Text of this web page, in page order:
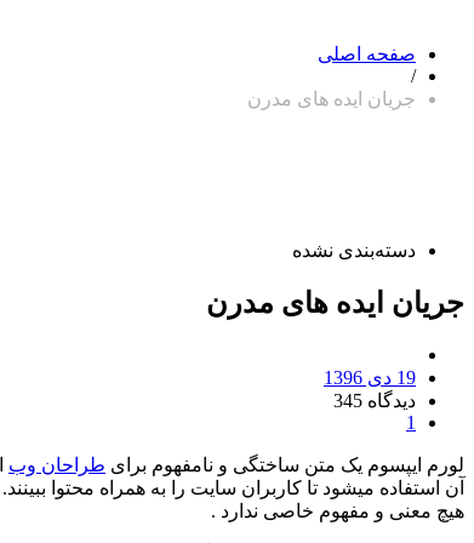
صفحه اصلی
/
جریان ایده های مدرن
دسته‌بندی نشده
جریان ایده های مدرن
19 دی 1396
دیدگاه 345
1
لورم ایپسوم یک متن ساختگی و نامفهوم برای طراحان وب
آن استفاده میشود تا کاربران سایت را به همراه محتوا
هیچ معنی و مفهوم خاصی ندارد .